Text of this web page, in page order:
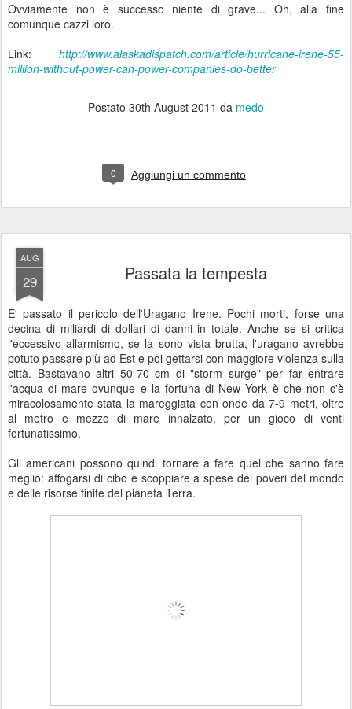
Ovviamente non è successo niente di grave... Oh, alla fine
comunque cazzi loro.
Link: http://www.alaskadispatch.com/article/hurricane-irene-55-
million-without-power-can-power-companies-do-better
Postato 30th August 2011 da medo
0 Aggiungi un commento
AUG
29 Passata la tempesta
E' passato il pericolo dell'Uragano Irene. Pochi morti, forse una
decina di miliardi di dollari di danni in totale. Anche se si critica
l'eccessivo allarmismo, se la sono vista brutta, l'uragano avrebbe
potuto passare più ad Est e poi gettarsi con maggiore violenza sulla
città. Bastavano altri 50-70 cm di "storm surge" per far entrare
l'acqua di mare ovunque e la fortuna di New York è che non c'è
miracolosamente stata la mareggiata con onde da 7-9 metri, oltre
al metro e mezzo di mare innalzato, per un gioco di venti
fortunatissimo.
Gli americani possono quindi tornare a fare quel che sanno fare
meglio: affogarsi di cibo e scoppiare a spese dei poveri del mondo
e delle risorse finite del pianeta Terra.